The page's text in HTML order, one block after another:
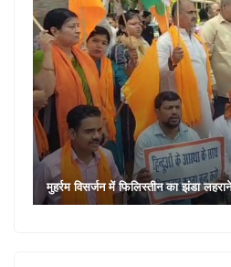
मुहर्रम विसर्जन में फिलिस्तीन का झंडा